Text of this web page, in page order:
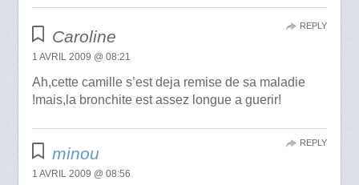
Caroline
1 AVRIL 2009 @ 08:21
Ah,cette camille s’est deja remise de sa maladie
!mais,la bronchite est assez longue a guerir!
REPLY
minou
1 AVRIL 2009 @ 08:56
REPLY